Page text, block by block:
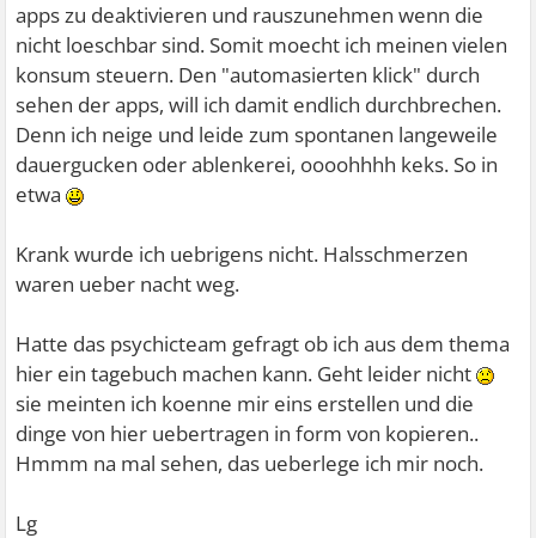
apps zu deaktivieren und rauszunehmen wenn die
nicht loeschbar sind. Somit moecht ich meinen vielen
konsum steuern. Den "automasierten klick" durch
sehen der apps, will ich damit endlich durchbrechen.
Denn ich neige und leide zum spontanen langeweile
dauergucken oder ablenkerei, oooohhhh keks. So in
etwa
Krank wurde ich uebrigens nicht. Halsschmerzen
waren ueber nacht weg.
Hatte das psychicteam gefragt ob ich aus dem thema
hier ein tagebuch machen kann. Geht leider nicht
sie meinten ich koenne mir eins erstellen und die
dinge von hier uebertragen in form von kopieren..
Hmmm na mal sehen, das ueberlege ich mir noch.
Lg